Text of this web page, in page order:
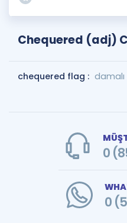
Chequered (adj)
chequered flag :
0
0